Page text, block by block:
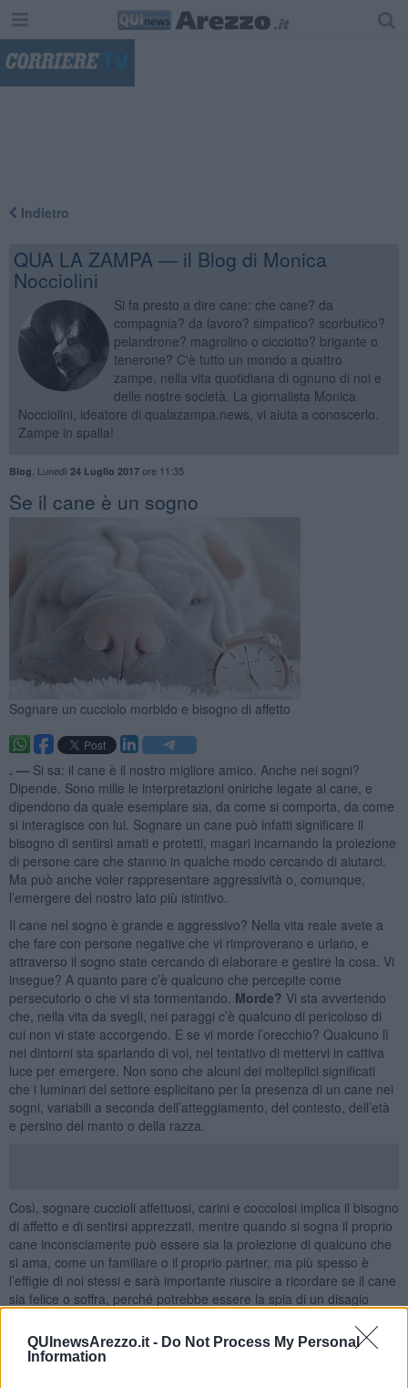
QUInewsArezzo.it - Do Not Process My Personal
Information
Indietro
QUA LA ZAMPA — il Blog di Monica
Nocciolini
Si fa presto a dire cane: che cane? da
compagnia? da lavoro? simpatico? scorbutico?
pelandrone? magrolino o cicciotto? brigante o
tenerone? C'è tutto un mondo a quattro
zampe, nella vita quotidiana di ognuno di noi e
delle nostre società. La giornalista Monica
Nocciolini, ideatore di qualazampa.news, vi aiuta a conoscerlo.
Zampe in spalla!
Blog Lunedì 24 Luglio 2017ore 11:35
​Se il cane è un sogno
Sognare un cucciolo morbido e bisogno di affetto
. — Si sa: il cane è il nostro migliore amico. Anche nei sogni?
Dipende. Sono mille le interpretazioni oniriche legate al cane, e
dipendono da quale esemplare sia, da come si comporta, da come
si interagisce con lui. Sognare un cane può infatti significare il
bisogno di sentirsi amati e protetti, magari incarnando la proiezione
di persone care che stanno in qualche modo cercando di aiutarci.
Ma può anche voler rappresentare aggressività o, comunque,
l’emergere del nostro lato più istintivo.
Il cane nel sogno è grande e aggressivo? Nella vita reale avete a
che fare con persone negative che vi rimproverano e urlano, e
attraverso il sogno state cercando di elaborare e gestire la cosa. Vi
insegue? A quanto pare c’è qualcuno che percepite come
persecutorio o che vi sta tormentando. Morde? Vi sta avvertendo
che, nella vita da svegli, nei paraggi c’è qualcuno di pericoloso di
cui non vi state accorgendo. E se vi morde l’orecchio? Qualcuno lì
nei dintorni sta sparlando di voi, nel tentativo di mettervi in cattiva
luce per emergere. Non sono che alcuni dei molteplici significati
che i luminari del settore esplicitano per la presenza di un cane nei
sogni, variabili a seconda dell’atteggiamento, del contesto, dell’età
e persino del manto o della razza.
Così, sognare cuccioli affettuosi, carini e coccolosi implica il bisogno
di affetto e di sentirsi apprezzati, mentre quando si sogna il proprio
cane inconsciamente può essere sia la proiezione di qualcuno che
si ama, come un familiare o il proprio partner, ma più spesso è
l’effigie di noi stessi e sarà importante riuscire a ricordare se il cane
sia felice o soffra, perché potrebbe essere la spia di un disagio
triste, malato, piangente, potrebbe rappresentare la nostra parte
più istintuale repressa e che fatica a esprimersi.